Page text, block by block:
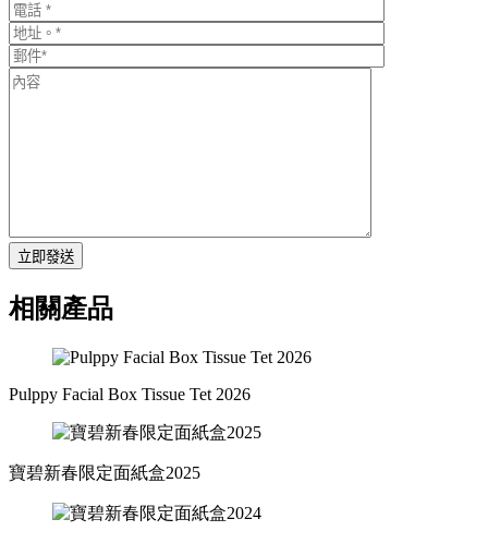
立即發送
相關產品
Pulppy Facial Box Tissue Tet 2026
寶碧新春限定面紙盒2025